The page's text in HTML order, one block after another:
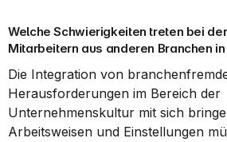
Welche Schwierigkeiten treten bei
Mitarbeitern aus anderen Branchen
Die Integration von
Herausforderungen im Bereich der
Unternehmenskultur mit sich
Arbeitsweisen und Einstellungen